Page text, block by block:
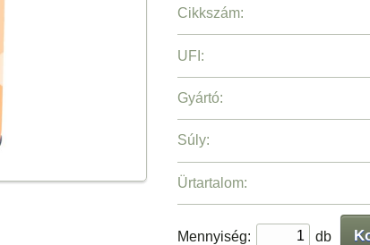
Cikkszám:
UFI:
Gyártó:
Súly:
Ürtartalom:
Mennyiség: db